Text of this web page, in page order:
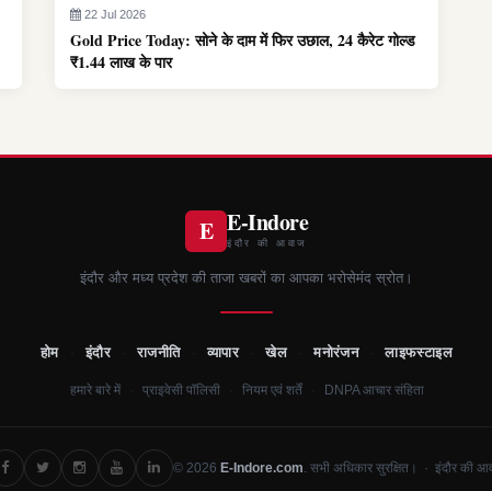
22 Jul 2026
Gold Price Today: सोने के दाम में फिर उछाल, 24 कैरेट गोल्ड
₹1.44 लाख के पार
E E-Indore
इंदौर की आवाज
इंदौर और मध्य प्रदेश की ताजा खबरों का आपका भरोसेमंद स्रोत।
होम इंदौर राजनीति व्यापार खेल मनोरंजन लाइफस्टाइल
हमारे बारे में प्राइवेसी पॉलिसी नियम एवं शर्तें DNPA आचार संहिता
© 2026 E-Indore.com . सभी अधिकार सुरक्षित। · इंदौर की